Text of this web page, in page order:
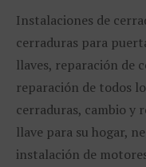
Instalaciones de
cerraduras para
llaves, reparación de
reparación de todos
cerraduras, cambio y
llave para su hogar,
instalación de